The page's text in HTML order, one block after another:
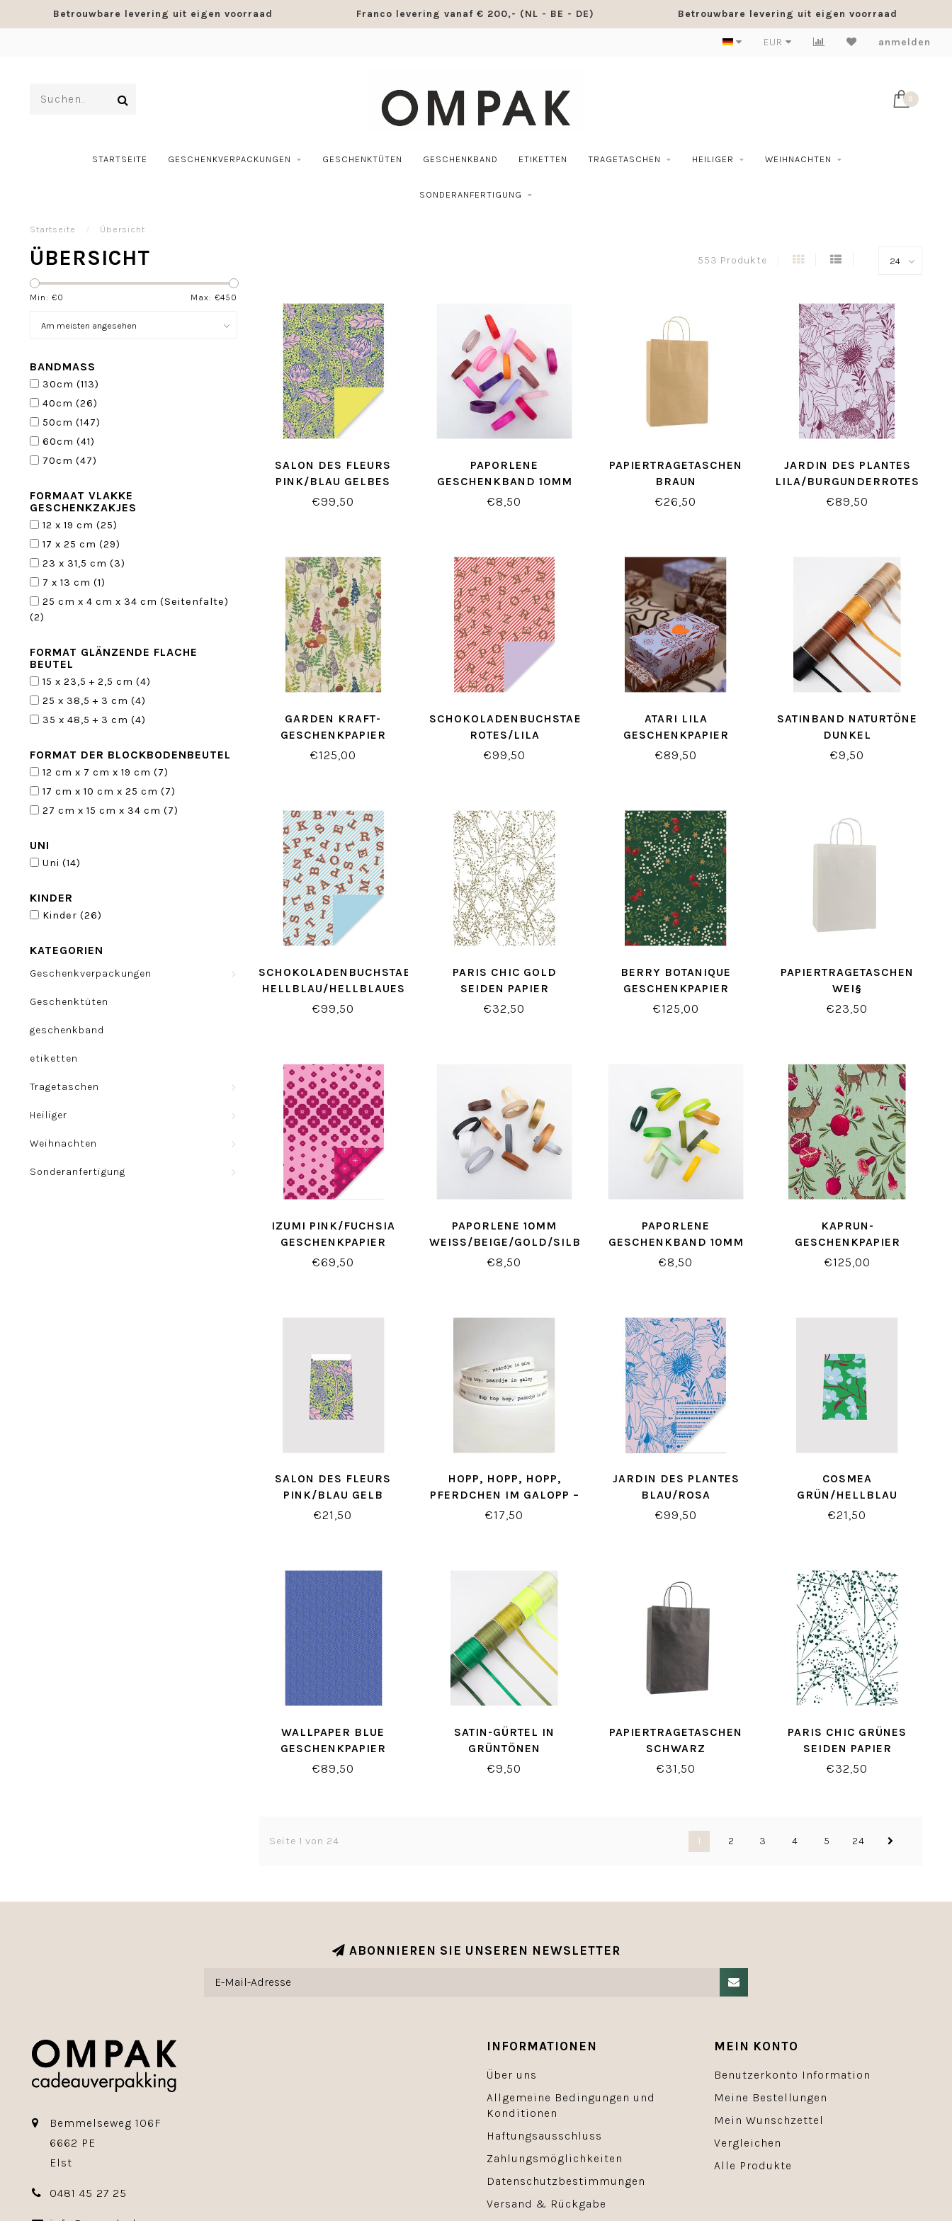
Betrouwbare levering uit eigen voorraad Franco levering vanaf € 200,- (NL - BE - DE) Betrouwbare levering uit eigen voorraad
EUR anmelden
0
STARTSEITE GESCHENKVERPACKUNGEN GESCHENKTÜTEN GESCHENKBAND ETIKETTEN TRAGETASCHEN HEILIGER WEIHNACHTEN
SONDERANFERTIGUNG
Startseite / Übersicht
ÜBERSICHT 553 Produkte
Min: €0 Max: €450
BANDMASS
30cm (113)
40cm (26)
50cm (147)
60cm (41)
70cm (47)
FORMAAT VLAKKE
GESCHENKZAKJES
12 x 19 cm (25)
17 x 25 cm (29)
23 x 31,5 cm (3)
7 x 13 cm (1)
25 cm x 4 cm x 34 cm (Seitenfalte)
(2)
FORMAT GLÄNZENDE FLACHE
BEUTEL
15 x 23,5 + 2,5 cm (4)
25 x 38,5 + 3 cm (4)
35 x 48,5 + 3 cm (4)
FORMAT DER BLOCKBODENBEUTEL
12 cm x 7 cm x 19 cm (7)
17 cm x 10 cm x 25 cm (7)
27 cm x 15 cm x 34 cm (7)
UNI
Uni (14)
KINDER
Kinder (26)
KATEGORIEN
Geschenkverpackungen
Geschenktüten
geschenkband
etiketten
Tragetaschen
Heiliger
Weihnachten
Sonderanfertigung
SALON DES FLEURS
PINK/BLAU GELBES
GESCHENKPAPIER
€99,50
PAPORLENE
GESCHENKBAND 10MM
ROSA/VIOLETT/ROT
€8,50
PAPIERTRAGETASCHEN
BRAUN
€26,50
JARDIN DES PLANTES
LILA/BURGUNDERROTES
GESCHENKPAPIER
€89,50
GARDEN KRAFT-
GESCHENKPAPIER
€125,00
SCHOKOLADENBUCHSTABEN
ROTES/LILA
GESCHENKPAPIER
€99,50
ATARI LILA
GESCHENKPAPIER
€89,50
SATINBAND NATURTÖNE
DUNKEL
€9,50
SCHOKOLADENBUCHSTABEN
HELLBLAU/HELLBLAUES
GESCHENKPAPIER
€99,50
PARIS CHIC GOLD
SEIDEN PAPIER
€32,50
BERRY BOTANIQUE
GESCHENKPAPIER
€125,00
PAPIERTRAGETASCHEN
WEI§
€23,50
IZUMI PINK/FUCHSIA
GESCHENKPAPIER
€69,50
PAPORLENE 10MM
WEISS/BEIGE/GOLD/SILBER
€8,50
PAPORLENE
GESCHENKBAND 10MM
GELB/GRÜN
€8,50
KAPRUN-
GESCHENKPAPIER
€125,00
SALON DES FLEURS
PINK/BLAU GELB
GESCHENKBEUTEL
€21,50
HOPP, HOPP, HOPP,
PFERDCHEN IM GALOPP –
WEISSES/SCHWARZES G
€17,50
JARDIN DES PLANTES
BLAU/ROSA
GESCHENKPAPIER
€99,50
COSMEA
GRÜN/HELLBLAU
GESCHENKBEUTEL
€21,50
WALLPAPER BLUE
GESCHENKPAPIER
€89,50
SATIN-GÜRTEL IN
GRÜNTÖNEN
€9,50
PAPIERTRAGETASCHEN
SCHWARZ
€31,50
PARIS CHIC GRÜNES
SEIDEN PAPIER
€32,50
Seite 1 von 24 1 2 3 4 5 24
ABONNIEREN SIE UNSEREN NEWSLETTER
Bemmelseweg 106F
6662 PE
Elst
0481 45 27 25
INFORMATIONEN
Über uns
Allgemeine Bedingungen und
Konditionen
Haftungsausschluss
Zahlungsmöglichkeiten
Datenschutzbestimmungen
Versand & Rückgabe
MEIN KONTO
Benutzerkonto Information
Meine Bestellungen
Mein Wunschzettel
Vergleichen
Alle Produkte